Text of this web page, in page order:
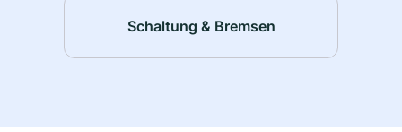
Schaltung & Bremsen